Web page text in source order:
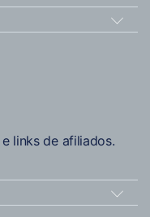
links de afiliados.